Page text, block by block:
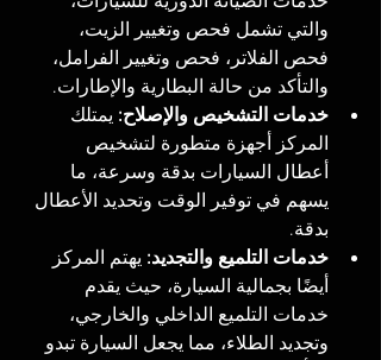
والتي تشمل فحص وتغيير الزيت،
فحص الفلاتر، فحص وتغيير الفرامل،
والتأكد من حالة البطارية والإطارات.
خدمات التشخيص والإصلاح: يمتلك
المركز أجهزة متطورة لتشخيص
أعطال السيارات بدقة وسرعة، ما
يسهم في توفير الوقت وتحديد الأعطال
بدقة.
خدمات التلميع والتجديد: يهتم المركز
أيضًا بجمالية السيارة، حيث يقدم
خدمات التلميع الداخلي والخارجي،
وتجديد الطلاء، مما يجعل السيارة تبدو